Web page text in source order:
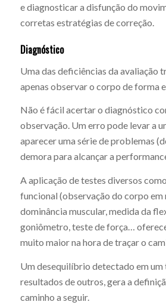
e diagnosticar a disfunção do
corretas estratégias de correção.
Diagnóstico
Uma das deficiências da avaliação
apenas observar o corpo de forma
Não é fácil acertar o diagnóstico
observação. Um erro pode levar a
aparecer uma série de problemas
demora para alcançar a
A aplicação de testes diversos
funcional (observação do corpo em
dominância muscular, medida da
goniômetro, teste de força…
muito maior na hora de traçar o
Um desequilíbrio detectado em um
resultados de outros, gera a
caminho a seguir.